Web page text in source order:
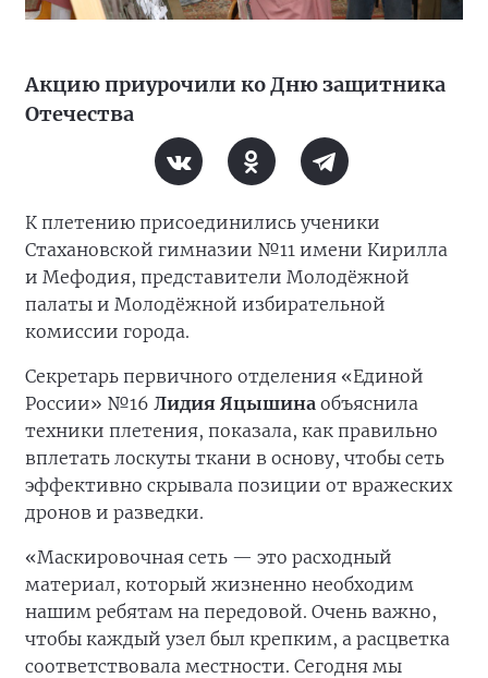
Акцию приурочили ко Дню защитника
Отечества
К плетению присоединились ученики
Стахановской гимназии №11 имени Кирилла
и Мефодия, представители Молодёжной
палаты и Молодёжной избирательной
комиссии города.
Секретарь первичного отделения «Единой
России» №16 Лидия Яцышина объяснила
техники плетения, показала, как правильно
вплетать лоскуты ткани в основу, чтобы сеть
эффективно скрывала позиции от вражеских
дронов и разведки.
«Маскировочная сеть — это расходный
материал, который жизненно необходим
нашим ребятам на передовой. Очень важно,
чтобы каждый узел был крепким, а расцветка
соответствовала местности. Сегодня мы